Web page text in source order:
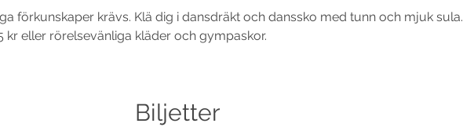
förkunskaper krävs. Klä dig i dansdräkt och danssko med tunn och mjuk sula.
kr eller rörelsevänliga kläder och gympaskor.
Biljetter